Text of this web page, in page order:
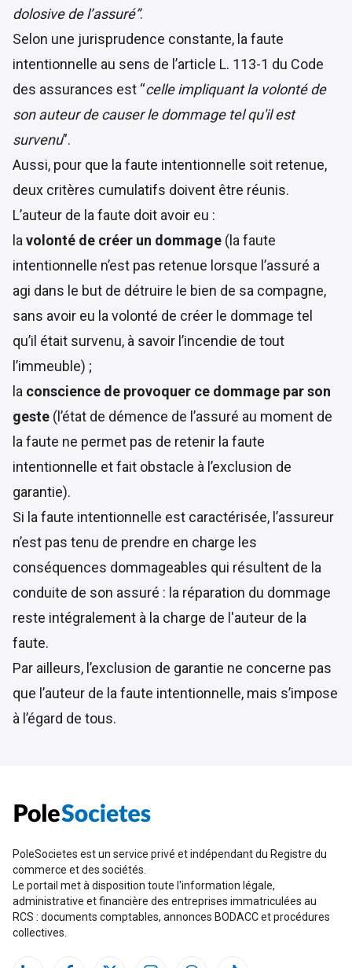
dolosive de l’assuré”.
Selon une jurisprudence constante, la faute
intentionnelle au sens de l’article L. 113-1 du Code
des assurances est “celle impliquant la volonté de
son auteur de causer le dommage tel qu'il est
survenu”.
Aussi, pour que la faute intentionnelle soit retenue,
deux critères cumulatifs doivent être réunis.
L’auteur de la faute doit avoir eu :
la volonté de créer un dommage (la faute
intentionnelle n’est pas retenue lorsque l’assuré a
agi dans le but de détruire le bien de sa compagne,
sans avoir eu la volonté de créer le dommage tel
qu’il était survenu, à savoir l’incendie de tout
l’immeuble) ;
la conscience de provoquer ce dommage par son
geste (l’état de démence de l’assuré au moment de
la faute ne permet pas de retenir la faute
intentionnelle et fait obstacle à l’exclusion de
garantie).
Si la faute intentionnelle est caractérisée, l’assureur
n’est pas tenu de prendre en charge les
conséquences dommageables qui résultent de la
conduite de son assuré : la réparation du dommage
reste intégralement à la charge de l'auteur de la
faute.
Par ailleurs, l’exclusion de garantie ne concerne pas
que l’auteur de la faute intentionnelle, mais s’impose
à l’égard de tous.
PoleSocietes est un service privé et indépendant du Registre du
commerce et des sociétés.
Le portail met à disposition toute l'information légale,
administrative et financière des entreprises immatriculées au
RCS : documents comptables, annonces BODACC et procédures
collectives.